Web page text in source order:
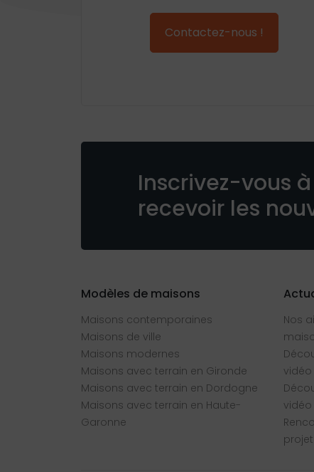
Contactez-nous !
Inscrivez-vous
recevoir les
Modèles de maisons
Maisons contemporaines
Maisons de ville
Maisons modernes
Maisons avec terrain en Gironde
Maisons avec terrain en Dordogne
Maisons avec terrain en Haute-
Garonne
Nos
vidéo
vidéo
projet